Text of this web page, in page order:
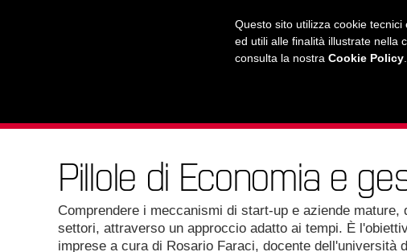
Questo sito utilizza cookie
ed utili alle finalità illustrate nella
consulta la nostra Cookie Policy
L'AGENDA
Pillole di Economia e
Comprendere i meccanismi di start-up e aziende
settori, attraverso un approccio adatto ai tempi. È
imprese a cura di Rosario Faraci, docente dell'università